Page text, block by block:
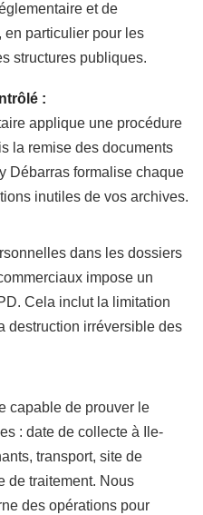
et de
en particulier pour les
structures publiques.
:
applique une procédure
la remise des documents
Débarras formalise chaque
inutiles de vos archives.
dans les dossiers
impose un
Cela inclut la limitation
destruction irréversible des
capable de prouver le
: date de collecte à Ile-
transport, site de
de traitement. Nous
des opérations pour